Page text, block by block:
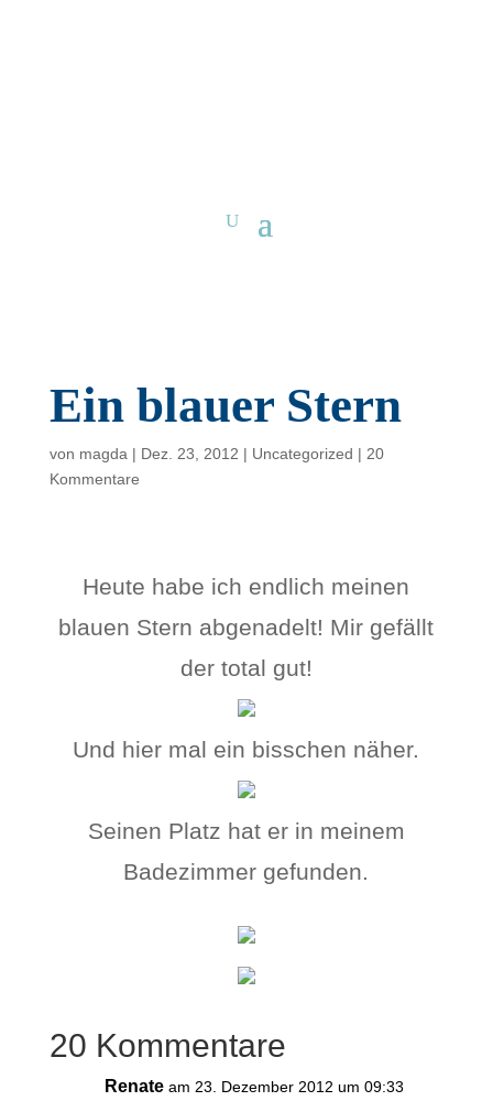
Ein blauer Stern
von magda | Dez. 23, 2012 | Uncategorized | 20
Kommentare
Heute habe ich endlich meinen
blauen Stern abgenadelt! Mir gefällt
der total gut!
Und hier mal ein bisschen näher.
Seinen Platz hat er in meinem
Badezimmer gefunden.
20 Kommentare
Renate am 23. Dezember 2012 um 09:33